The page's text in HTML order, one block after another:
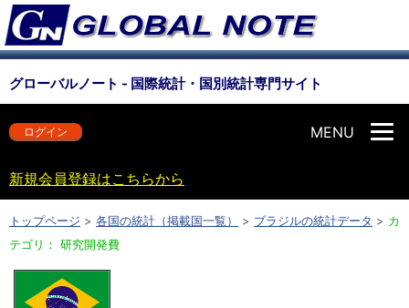
グローバルノート - 国際統計・国別統計専門サイト
MENU
ログイン
新規会員登録はこちらから
トップページ > 各国の統計（掲載国一覧） > ブラジルの統計データ > カ
テゴリ： 研究開発費